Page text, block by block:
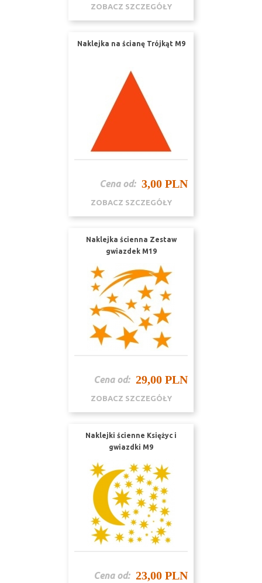
ZOBACZ SZCZEGÓŁY
Naklejka na ścianę Trójkąt M9
Cena od: 3,00 PLN
ZOBACZ SZCZEGÓŁY
Naklejka ścienna Zestaw
gwiazdek M19
Cena od: 29,00 PLN
ZOBACZ SZCZEGÓŁY
Naklejki ścienne Księżyc i
gwiazdki M9
Cena od: 23,00 PLN